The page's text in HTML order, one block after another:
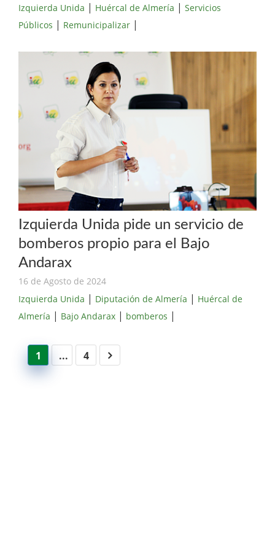
Izquierda Unida | Huércal de Almería | Servicios
Públicos | Remunicipalizar |
Izquierda Unida pide un servicio de
bomberos propio para el Bajo
Andarax
16 de Agosto de 2024
Izquierda Unida | Diputación de Almería | Huércal de
Almería | Bajo Andarax | bomberos |
1 ... 4